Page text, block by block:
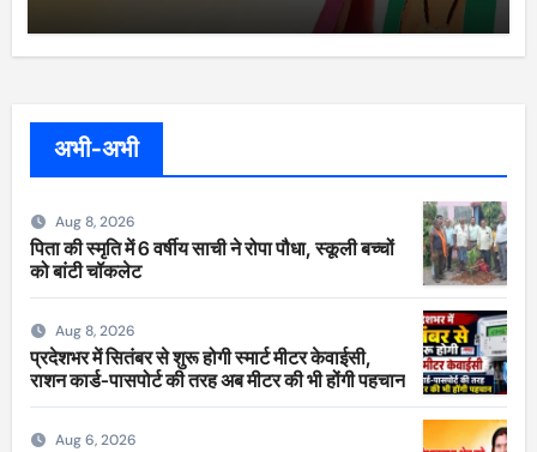
अभी-अभी
Aug 8, 2026
पिता की स्मृति में 6 वर्षीय साची ने रोपा पौधा, स्कूली बच्चों
को बांटी चॉकलेट
Aug 8, 2026
प्रदेशभर में सितंबर से शुरू होगी स्मार्ट मीटर केवाईसी,
राशन कार्ड-पासपोर्ट की तरह अब मीटर की भी होंगी पहचान
Aug 6, 2026